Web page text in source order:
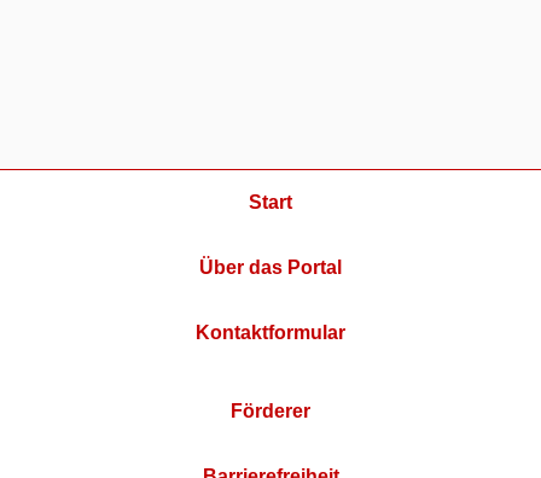
Start
Über das Portal
Kontaktformular
Förderer